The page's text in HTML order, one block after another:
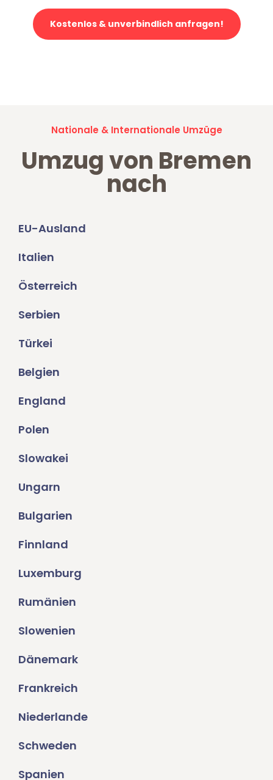
Kostenlos & unverbindlich anfragen!
Nationale & Internationale Umzüge
Umzug von Bremen
nach
EU-Ausland
Italien
Österreich
Serbien
Türkei
Belgien
England
Polen
Slowakei
Ungarn
Bulgarien
Finnland
Luxemburg
Rumänien
Slowenien
Dänemark
Frankreich
Niederlande
Schweden
Spanien